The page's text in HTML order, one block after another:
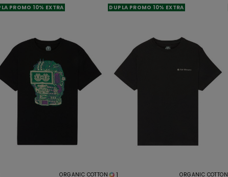
PROMO 10% EXTRA
DUPLA PROMO 10% EXTRA
ORGANIC COTTON 1 ORGANIC COTTON